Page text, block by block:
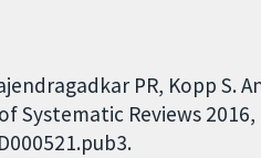
PR, Kopp
Systematic Reviews 2016,